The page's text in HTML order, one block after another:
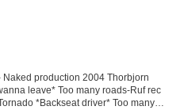
Naked production 2004 Thorbjorn
leave* Too many roads-Ruf rec
*Backseat driver* Too many